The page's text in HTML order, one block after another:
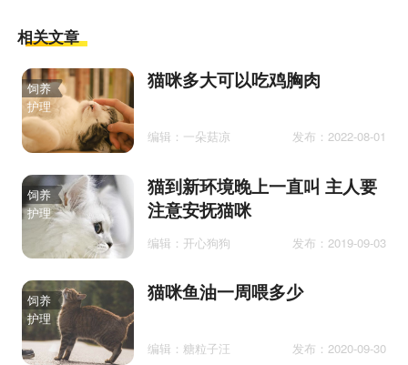
相关文章
饲养
护理
猫咪多大可以吃鸡胸肉
编辑：一朵菇凉 发布：2022-08-01
饲养
护理
猫到新环境晚上一直叫 主人要
注意安抚猫咪
编辑：开心狗狗 发布：2019-09-03
饲养
护理
猫咪鱼油一周喂多少
编辑：糖粒子汪 发布：2020-09-30